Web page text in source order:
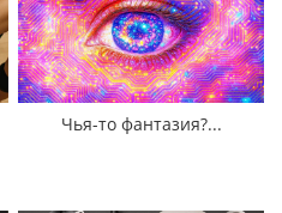
Чья-то фантазия?...